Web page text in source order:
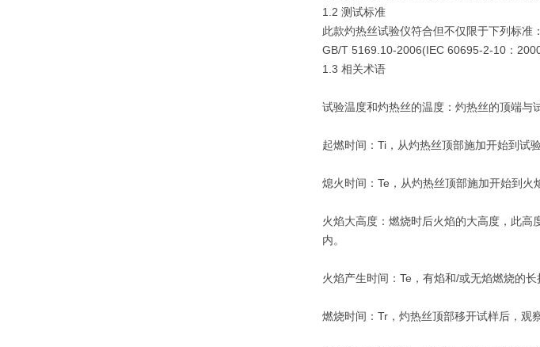
1.2 测试标准
此款灼热丝试验仪符合但不仅限于下列标准：
GB/T 5169.10-2006(IEC 60695-2-10：
1.3 相关术语
试验温度和灼热丝的温度：灼热丝的顶端与
起燃时间：Ti，从灼热丝顶部施加开始到试
熄火时间：Te，从灼热丝顶部施加开始到
火焰大高度：燃烧时后火焰的大高度，此
内。
火焰产生时间：Te，有焰和/或无焰燃烧的长
燃烧时间：Tr，灼热丝顶部移开试样后，观